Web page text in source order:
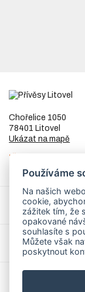
Chořelice 1050
78401 Litovel
Ukázat na mapě
IČ
DIČCZ8253255307
Přívěsy a
Servis
Mohlo by Vás
Používáme
Na našich
cookie,
zážitek tím, že
opakované
souhlasíte s
Můžete však
poskytnout